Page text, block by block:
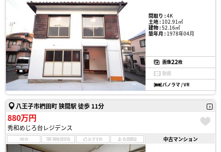
間取り :4K
土地 :102.91㎡
建物 :52.16㎡
築年月 :1978年04月
画像22枚
動画
パノラマ / VR
八王子市椚田町 狭間駅 徒歩 11分
880万円
秀和めじろ台レジデンス
NEW 現地見学会 おすすめ 会員限定 中古マンション